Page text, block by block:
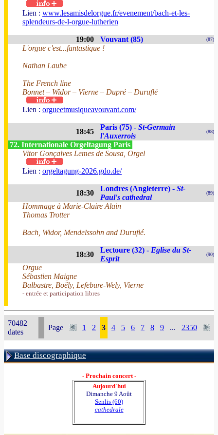
Lien : www.lesamisdelorgue.fr/evenement/bach-et-les-
splendeurs-de-l-orgue-lutherien
19:00 Vouvant (85) (87)
L'orgue c'est...fantastique !
Nathan Laube
The French line
Bonnet – Widor – Vierne – Dupré – Duruflé
Lien : orgueetmusiqueavouvant.com/
18:45
Paris (75) - St-Germain
l'Auxerrois
(88)
72. Internationale Orgeltagung Paris
Vitor Gonçalves Lemes de Sousa, Orgel
Lien : orgeltagung-2026.gdo.de/
18:30
Londres (Angleterre) - St-
Paul's cathedral
(89)
Hommage à Marie-Claire Alain
Thomas Trotter
Bach, Widor, Mendelssohn and Duruflé.
18:30
Lectoure (32) - Eglise du St-
Esprit
(90)
Orgue
Sébastien Maigne
Balbastre, Boëly, Lefebure-Wely, Vierne
- entrée et participation libres
70482
dates
Page 1 2 3 4 5 6 7 8 9 ... 2350
Base discographique
- Prochain concert -
Aujourd'hui
Dimanche 9 Août
Senlis (60)
cathedrale